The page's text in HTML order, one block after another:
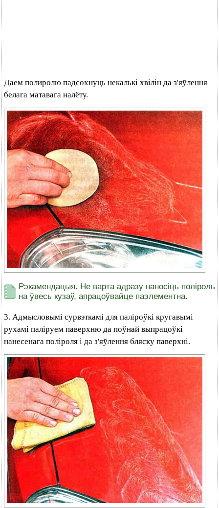
Даем полиролю падсохнуць некалькі хвілін да з'яўлення
белага матавага налёту.
Рэкамендацыя. Не варта адразу наносіць поліроль
на ўвесь кузаў, апрацоўвайце паэлементна.
3. Адмысловымі сурвэткамі для паліроўкі кругавымі
рухамі паліруем паверхню да поўнай выпрацоўкі
нанесенага поліроля і да з'яўлення бляску паверхні.